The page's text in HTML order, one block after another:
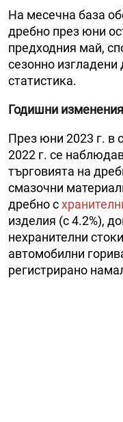
На месечна база
дребно през юни
предходния май,
сезонно
статистика.
Годишни изменения
През юни 2023 г. в
2022 г. се
търговията на
смазочни
дребно с
изделия (с 4.2%),
нехранителни
автомобилни
регистрирано